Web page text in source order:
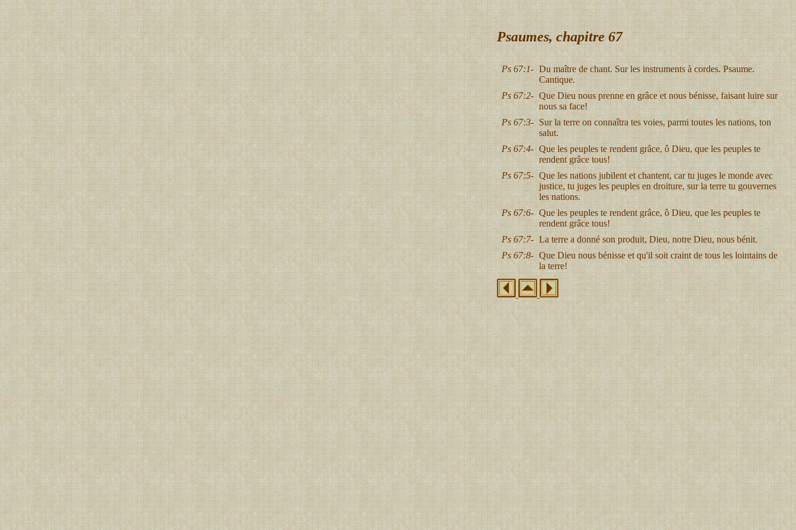
Psaumes, chapitre 67
Ps 67:1- Du maître de chant. Sur les instruments à cordes. Psaume.
Cantique.
Ps 67:2- Que Dieu nous prenne en grâce et nous bénisse, faisant luire sur
nous sa face!
Ps 67:3- Sur la terre on connaîtra tes voies, parmi toutes les nations, ton
salut.
Ps 67:4- Que les peuples te rendent grâce, ô Dieu, que les peuples te
rendent grâce tous!
Ps 67:5- Que les nations jubilent et chantent, car tu juges le monde avec
justice, tu juges les peuples en droiture, sur la terre tu gouvernes
les nations.
Ps 67:6- Que les peuples te rendent grâce, ô Dieu, que les peuples te
rendent grâce tous!
Ps 67:7- La terre a donné son produit, Dieu, notre Dieu, nous bénit.
Ps 67:8- Que Dieu nous bénisse et qu'il soit craint de tous les lointains de
la terre!